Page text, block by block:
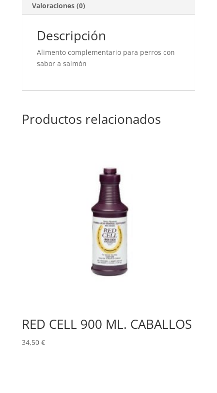
Valoraciones (0)
Descripción
Alimento complementario para perros con
sabor a salmón
Productos relacionados
RED CELL 900 ML. CABALLOS
34,50 €